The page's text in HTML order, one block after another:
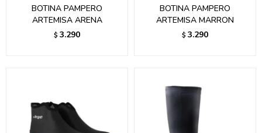
BOTINA PAMPERO
ARTEMISA ARENA
$ 3.290
BOTINA PAMPERO
ARTEMISA MARRON
$ 3.290